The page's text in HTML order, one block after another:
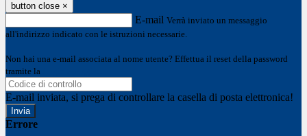
button close ×
E-mail Verrà inviato un messaggio
all'indirizzo indicato con le istruzioni necessarie.
Non hai una e-mail associata al nome utente? Effettua il reset della password
tramite la
E-mail inviata, si prega di controllare la casella di posta elettronica!
Errore